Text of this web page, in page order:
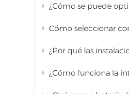
¿Cómo se puede optimizar el rendimiento de un inversor
Cómo seleccionar con precisión un inversor híbrido en
¿Por qué las instalaciones comerciales están modernizando sus
¿Cómo funciona la integración a la red eléctrica para